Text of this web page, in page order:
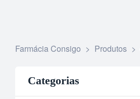
Farmácia Consigo > Produtos >
Categorias